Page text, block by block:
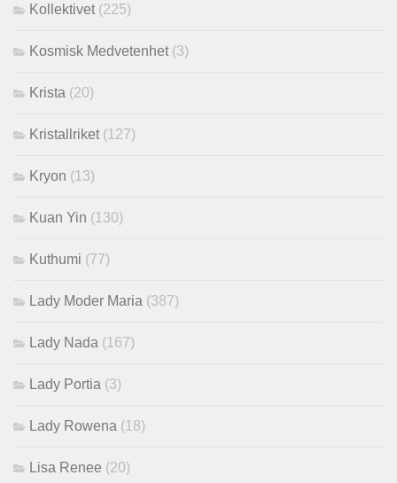
Kollektivet (225)
Kosmisk Medvetenhet (3)
Krista (20)
Kristallriket (127)
Kryon (13)
Kuan Yin (130)
Kuthumi (77)
Lady Moder Maria (387)
Lady Nada (167)
Lady Portia (3)
Lady Rowena (18)
Lisa Renee (20)